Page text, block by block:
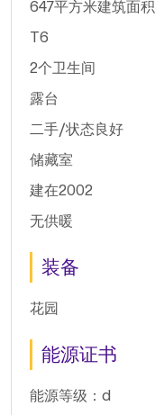
647平方米建筑面积
T6
2个卫生间
露台
二手/状态良好
储藏室
建在2002
无供暖
装备
花园
能源证书
能源等级：d